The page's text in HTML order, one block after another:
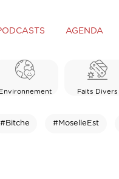
AGENDA
Environnement Faits Divers
#Bitche #MoselleEst